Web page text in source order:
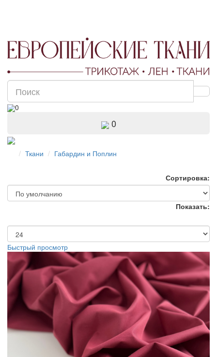
0
0
Ткани Габардин и Поплин
Сортировка:
Показать:
Быстрый просмотр